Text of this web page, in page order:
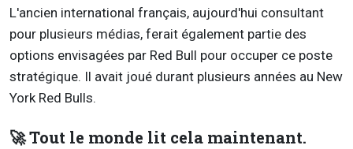
L'ancien international français, aujourd'hui consultant
pour plusieurs médias, ferait également partie des
options envisagées par Red Bull pour occuper ce poste
stratégique. Il avait joué durant plusieurs années au New
York Red Bulls.
🚀 Tout le monde lit cela maintenant.